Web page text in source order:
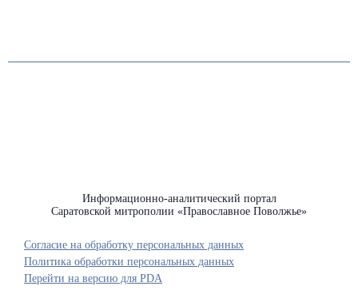
Информационно-аналитический портал
Саратовской митрополии «Православное Поволжье»
Согласие на обработку персональных данных
Политика обработки персональных данных
Перейти на версию для PDA